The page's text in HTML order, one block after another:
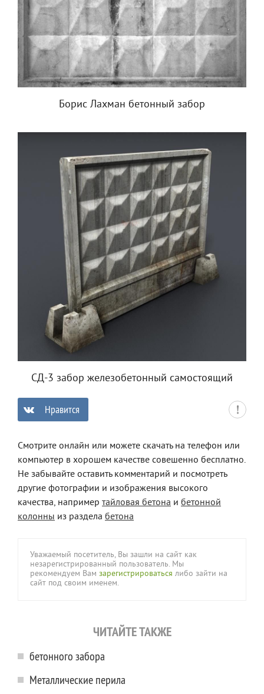
Борис Лахман бетонный забор
СД-3 забор железобетонный самостоящий
Нравится
Смотрите онлайн или можете скачать на телефон или
компьютер в хорошем качестве совешенно бесплатно.
Не забывайте оставить комментарий и посмотреть
другие фотографии и изображения высокого
качества, например тайловая бетона и бетонной
колонны из раздела бетона
Уважаемый посетитель, Вы зашли на сайт как
незарегистрированный пользователь. Мы
рекомендуем Вам зарегистрироваться либо зайти на
сайт под своим именем.
ЧИТАЙТЕ ТАКЖЕ
бетонного забора
Металлические перила